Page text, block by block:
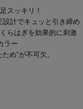
スッキリ！
計でキュッと引き締め
らはぎを効果的に刺激
ラー
め”が不可欠。